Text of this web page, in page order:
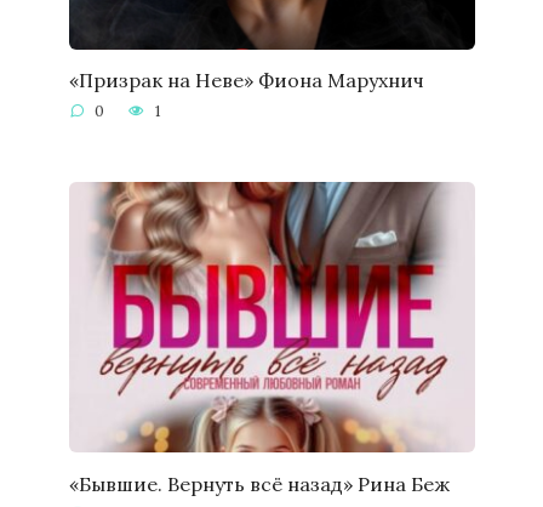
«Призрак на Неве» Фиона Марухнич
0 1
«Бывшие. Вернуть всё назад» Рина Беж